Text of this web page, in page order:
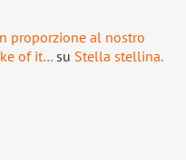
proporzione al nostro
of it… su Stella stellina.